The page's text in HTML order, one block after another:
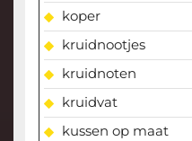
koper
kruidnootjes
kruidnoten
kruidvat
kussen op maat